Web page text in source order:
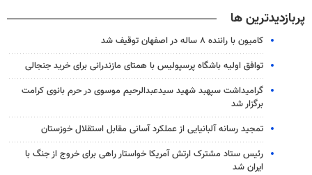
پربازدیدترین ها
کامیون با راننده ۸ ساله در اصفهان توقیف شد
توافق اولیه باشگاه پرسپولیس با همتای مازندرانی برای خرید جنجالی
گرامیداشت سپهبد شهید سیدعبدالرحیم موسوی در حرم بانوی کرامت
برگزار شد
تمجید رسانه آلبانیایی از عملکرد آسانی مقابل استقلال خوزستان
رئیس ستاد مشترک ارتش آمریکا خواستار راهی برای خروج از جنگ با
ایران شد